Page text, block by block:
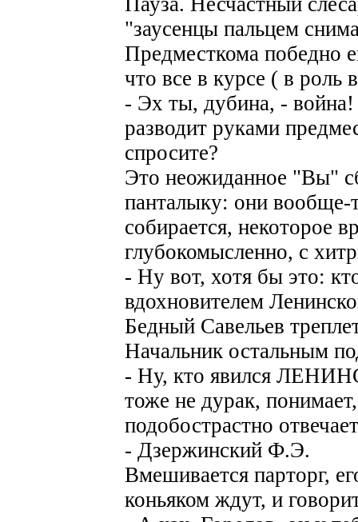
"заусенцы пальцем
Предместкома победно
что все в курсе ( в роль
- Эх ты, дубина, -
разводит руками
спросите?
Это неожиданное "Вы"
панталыку: они
собирается, некоторое
глубокомысленно, с
- Ну вот, хотя бы это:
вдохновителем
Бедный Савельев
Начальник остальным
- Ну, кто явился
тоже не дурак,
подобострастно
- Дзержинский Ф.Э.
Вмешивается парторг,
коньяком ждут, и